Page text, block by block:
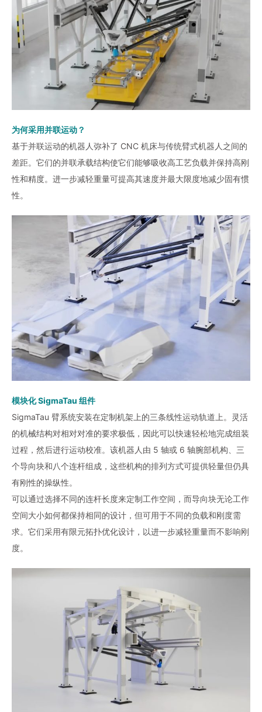
为何采用并联运动？
基于并联运动的机器人弥补了 CNC 机床与传统臂式机器人之间的
差距。它们的并联承载结构使它们能够吸收高工艺负载并保持高刚
性和精度。进一步减轻重量可提高其速度并最大限度地减少固有惯
性。
模块化 SigmaTau 组件
SigmaTau 臂系统安装在定制机架上的三条线性运动轨道上。灵活
的机械结构对相对对准的要求极低，因此可以快速轻松地完成组装
过程，然后进行运动校准。该机器人由 5 轴或 6 轴腕部机构、三
个导向块和八个连杆组成，这些机构的排列方式可提供轻量但仍具
有刚性的操纵性。
可以通过选择不同的连杆长度来定制工作空间，而导向块无论工作
空间大小如何都保持相同的设计，但可用于不同的负载和刚度需
求。它们采用有限元拓扑优化设计，以进一步减轻重量而不影响刚
度。